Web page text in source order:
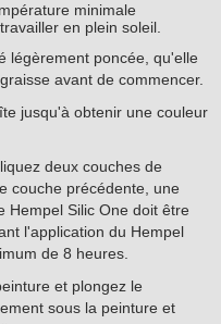
minimale
en plein soleil.
légèrement poncée, qu'elle
avant de commencer.
jusqu'à obtenir une couleur
deux couches de
couche précédente, une
Hempel Silic One doit être
l'application du Hempel
de 8 heures.
et plongez le
sous la peinture et